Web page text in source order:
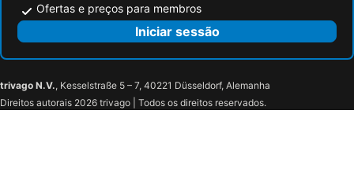
Ofertas e preços para membros
Iniciar sessão
trivago N.V., Kesselstraße 5 – 7, 40221 Düsseldorf, Alemanha
Direitos autorais 2026 trivago | Todos os direitos reservados.